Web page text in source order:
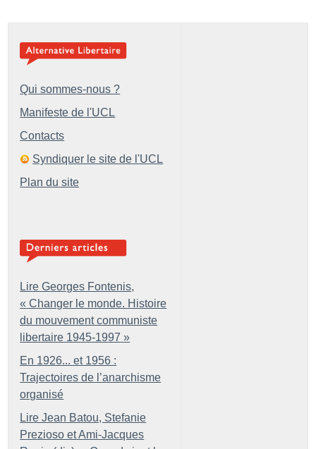
Qui sommes-nous ?
Manifeste de l'UCL
Contacts
Syndiquer le site de l'UCL
Plan du site
Lire Georges Fontenis,
« Changer le monde. Histoire
du mouvement communiste
libertaire 1945-1997 »
En 1926... et 1956 :
Trajectoires de l’anarchisme
organisé
Lire Jean Batou, Stefanie
Prezioso et Ami-Jacques